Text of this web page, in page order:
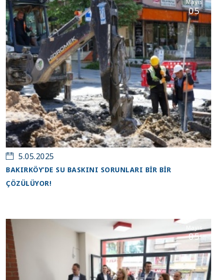
Mayıs
05
5.05.2025
BAKIRKÖY’DE SU BASKINI SORUNLARI BİR BİR
ÇÖZÜLÜYOR!
Mayıs
05